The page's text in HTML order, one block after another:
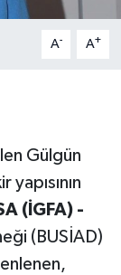
A- A+
Gülgün
(İGFA) -
(BUSİAD)